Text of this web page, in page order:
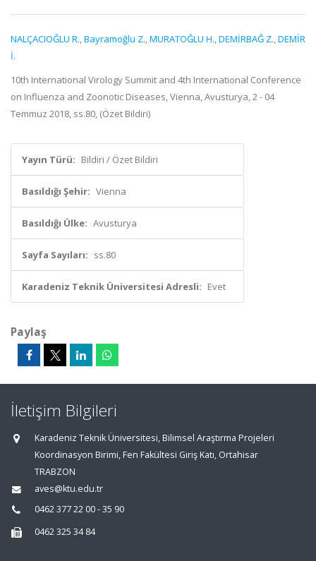
NALÇACIOĞLU R.,Bayramoğlu Z.,MURATOĞLU H.,DEMİRBAĞ Z.,DEMİR
İ.
10th International Virology Summit and 4th International Conference
on Influenza and Zoonotic Diseases, Vienna, Avusturya, 2 - 04
Temmuz 2018, ss.80, (Özet Bildiri)
Yayın Türü: Bildiri / Özet Bildiri
Basıldığı Şehir: Vienna
Basıldığı Ülke: Avusturya
Sayfa Sayıları: ss.80
Karadeniz Teknik Üniversitesi Adresli: Evet
Paylaş
İletişim Bilgileri
Karadeniz Teknik Üniversitesi, Bilimsel Araştırma Projeleri
Koordinasyon Birimi, Fen Fakültesi Giriş Katı, Ortahisar
TRABZON
aves@ktu.edu.tr
0462 377 22 00 - 35 90
0462 325 34 84